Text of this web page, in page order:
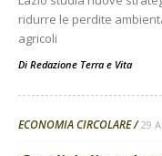
ridurre le perdite
agricoli
Di Redazione Terra e Vita
ECONOMIA CIRCOLARE 29